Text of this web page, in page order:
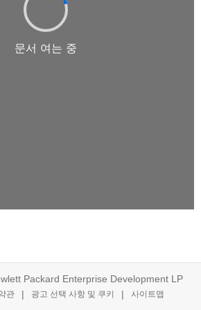
Packard Enterprise Development LP
관 광고 선택 사항 및 쿠키 사이트맵